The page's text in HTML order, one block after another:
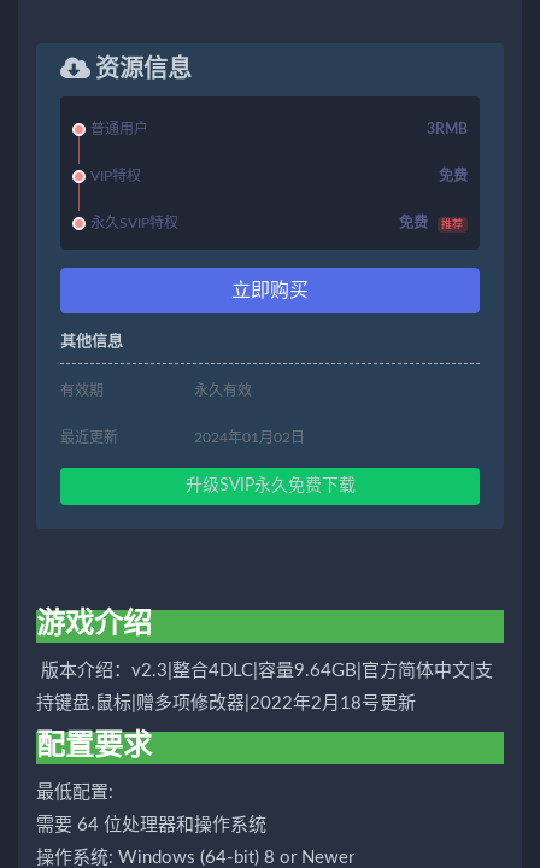
资源信息
普通用户 3RMB
VIP特权 免费
永久SVIP特权 免费 推荐
立即购买
其他信息
有效期 永久有效
最近更新 2024年01月02日
升级SVIP永久免费下载
游戏介绍
版本介绍：v2.3|整合4DLC|容量9.64GB|官方简体中文|支
持键盘.鼠标|赠多项修改器|2022年2月18号更新
配置要求
最低配置:
需要 64 位处理器和操作系统
操作系统: Windows (64-bit) 8 or Newer